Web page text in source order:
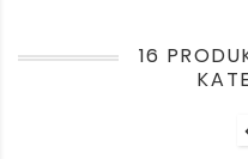
16